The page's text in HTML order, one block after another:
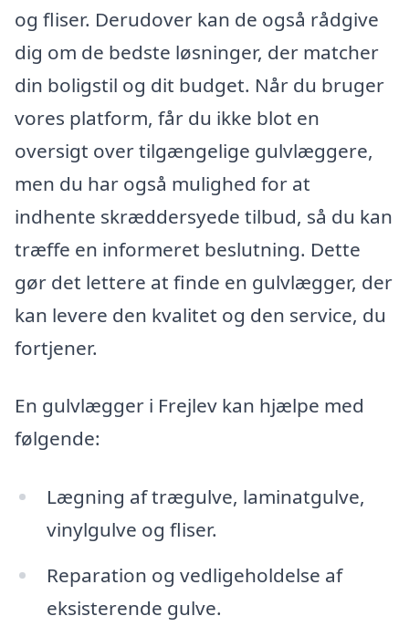
og fliser. Derudover kan de også rådgive
dig om de bedste løsninger, der matcher
din boligstil og dit budget. Når du bruger
vores platform, får du ikke blot en
oversigt over tilgængelige gulvlæggere,
men du har også mulighed for at
indhente skræddersyede tilbud, så du kan
træffe en informeret beslutning. Dette
gør det lettere at finde en gulvlægger, der
kan levere den kvalitet og den service, du
fortjener.
En gulvlægger i Frejlev kan hjælpe med
følgende:
Lægning af trægulve, laminatgulve,
vinylgulve og fliser.
Reparation og vedligeholdelse af
eksisterende gulve.